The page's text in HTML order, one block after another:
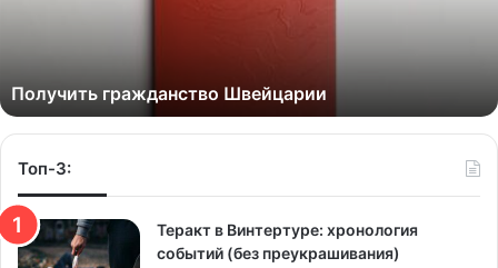
Получить гражданство Швейцарии
Топ-3:
Теракт в Винтертуре: хронология
событий (без преукрашивания)